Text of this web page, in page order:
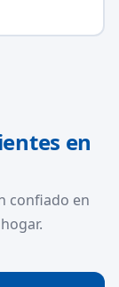
en
confiado en